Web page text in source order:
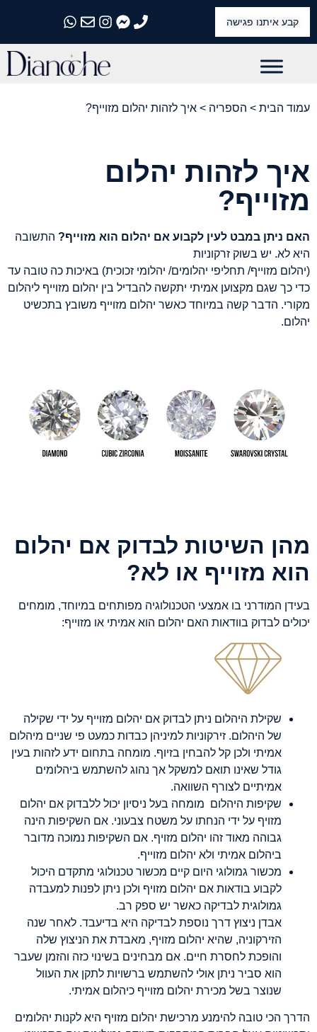
קבע איתנו פגישה
התקשרו אלינו
התקשרו אלינו
התקשרו אלינו
התקשרו אלינו
התקשרו אלינו
עמוד הבית > הספריה > איך לזהות יהלום מזוייף?
איך לזהות יהלום
מזוייף?
האם ניתן במבט לעין לקבוע אם יהלום הוא מזוייף? התשובה
היא לא. יש בשוק זרקוניות
(יהלום מזוייף/ תחליפי יהלומים/ יהלומי זכוכית) באיכות כה טובה עד
כדי כך שגם מקצוען אמיתי יתקשה להבדיל בין יהלום מזוייף ליהלום
מקורי. הדבר קשה במיוחד כאשר יהלום מזוייף משובץ בתכשיט
יהלום.
מהן השיטות לבדוק אם יהלום
הוא מזוייף או לא?
בעידן המודרני בו אמצעי הטכנולוגיה מפותחים במיוחד, מומחים
יכולים לבדוק בוודאות האם יהלום הוא אמיתי או מזוייף:
שקילת היהלום ניתן לבדוק אם יהלום מזוייף על ידי שקילה
של היהלום. זירקוניות למיניהן כבדות כמעט פי שניים מיהלום
אמיתי ולכן קל להבחין בזיוף. מומחה בתחום ידע לזהות בעין
גודל שאינו תואם למשקל אך נהוג להשתמש ביהלומים
אמיתיים לצורף השוואה.
שקיפות היהלום מומחה בעל ניסיון יכול ללבדוק אם יהלום
מזויף על ידי הנחתו על משטח צבעוני. אם השקיפות הינה
גבוהה מאוד זהו יהלום מזויף. אם השקיפות נמוכה מדובר
ביהלום אמיתי ולא יהלום מזוייף.
מכשור גמולוגי היום קיים מכשור טכנולוגי מתקדם היכול
לקבוע בודאות אם יהלום מזויף ולכן ניתן לפנות למעבדה
גמולוגית לבדיקה כאשר יש ספק רב.
אבדן ניצוץ דרך נוספת לבדיקה היא בדיעבד. לאחר שנה
הזירקוניה, שהיא יהלום מזויף, מאבדת את הניצוץ שלה
והופכת לחסרת חיים. אם מבחינים בשינוי כזה והזמן שעבר
הוא סביר ניתן אולי להשתמש ברשויות לתקן את העוול
שנוצר בשל מכירת יהלום מזוייף כיהלום אמיתי.
הדרך הכי טובה להימנע מרכישת יהלום מזויף היא לקנות יהלומים